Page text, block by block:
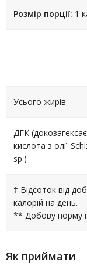
Розмір порції: 1
Усього жирів
ДГК
кислота з олії
sp.)
‡ Відсоток від
калорій на день.
** Добову норму
Як приймати